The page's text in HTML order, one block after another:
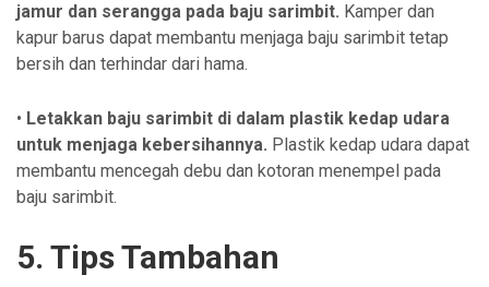
jamur dan serangga pada baju sarimbit. Kamper dan
kapur barus dapat membantu menjaga baju sarimbit tetap
bersih dan terhindar dari hama.
• Letakkan baju sarimbit di dalam plastik kedap udara
untuk menjaga kebersihannya. Plastik kedap udara dapat
membantu mencegah debu dan kotoran menempel pada
baju sarimbit.
5. Tips Tambahan